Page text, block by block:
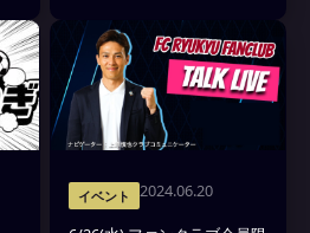
イベント 2024.06.20